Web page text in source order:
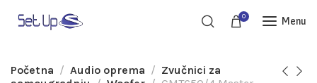
0 Menu
Početna Audio oprema
Zvučnici za